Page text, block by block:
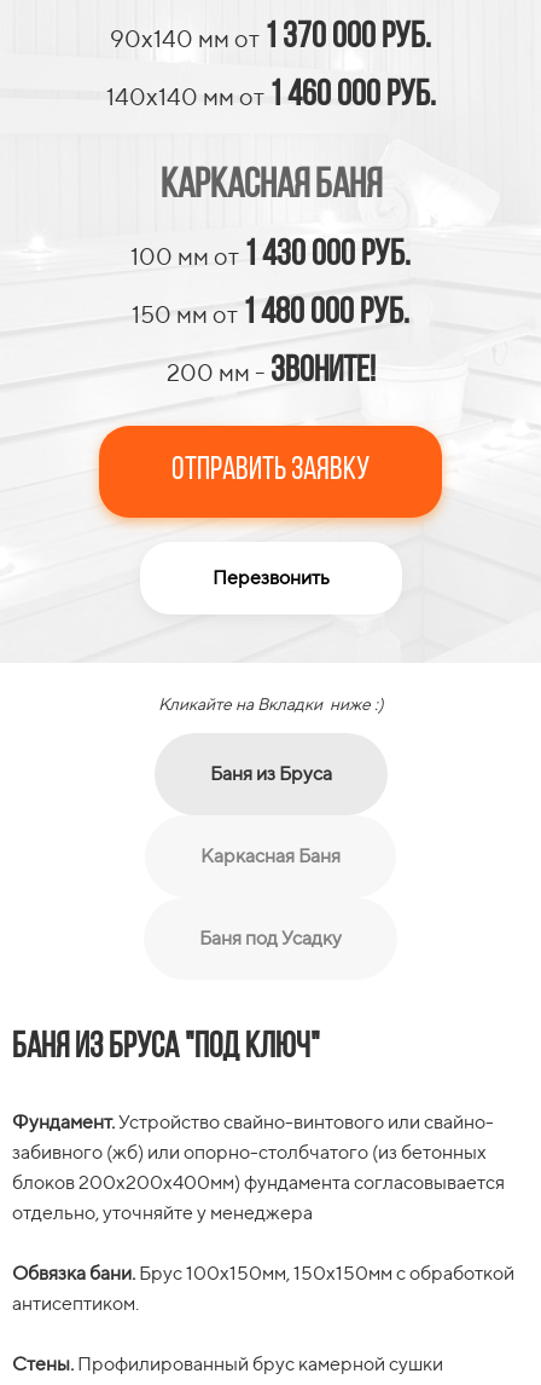
90х140 мм от 1 370 000 руб.
140х140 мм от 1 460 000 руб.
Каркасная баня
100 мм от 1 430 000 руб.
150 мм от 1 480 000 руб.
200 мм - Звоните!
Отправить Заявку
Перезвонить
Кликайте на Вкладки ниже :)
Баня из Бруса
Каркасная Баня
Баня под Усадку
Баня из бруса "Под Ключ"
Фундамент.Устройство свайно-винтового или свайно-
забивного (жб) или опорно-столбчатого (из бетонных
блоков 200х200х400мм) фундамента согласовывается
отдельно, уточняйте у менеджера
Обвязка бани. Брус 100х150мм, 150х150мм с обработкой
антисептиком.
Стены. Профилированный брус камерной сушки
Каркасная баня "Под Ключ"
Фундамент.Устройство свайно-винтового или свайно-
забивного (жб) или опорно-столбчатого (из бетонных
блоков 200х200х400мм) фундамента согласовывается
отдельно.
Обвязка бани. Брус 100х150мм, 150х150мм с обработкой
антисептиком.
Стены. Каркас стен: стойки, ригеля, диагональные
Баня под усадку
Фундамент.Устройство свайно-винтового или свайно-
забивного (жб) или опорно-столбчатого (из бетонных
блоков 200х200х400мм) фундамента согласовывается
отдельно.
Обвязка бани. Брус 100х150мм, 150х150мм с обработкой
антисептиком.
Стены. Профилированный брус камерной сушки